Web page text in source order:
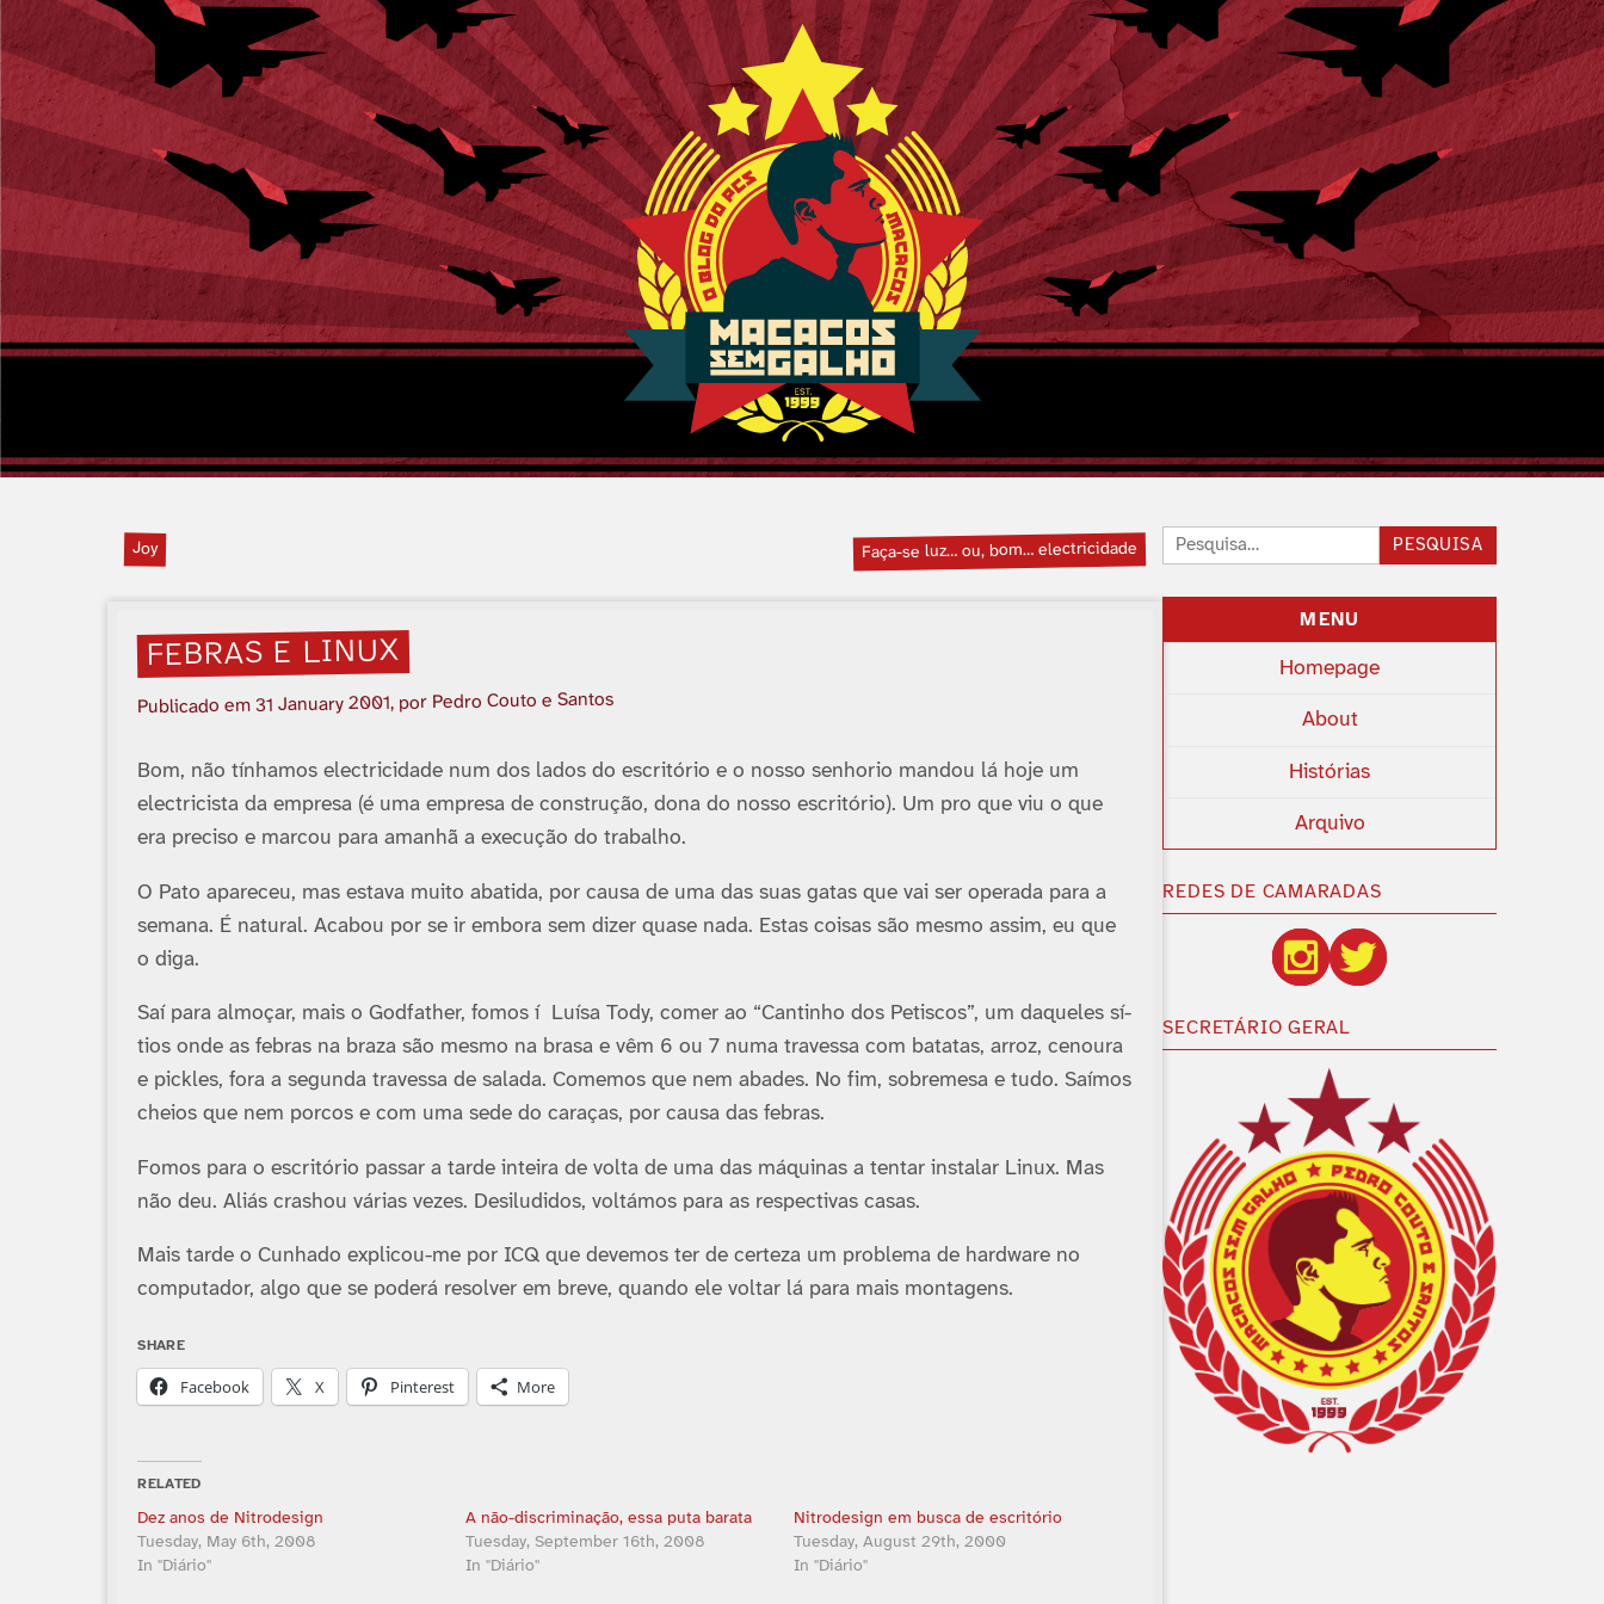
Joy Faça-se luz… ou, bom… electricidade
FEBRAS E LINUX
Publicado em31 January 2001, por Pedro Couto e Santos
Bom, não tí­nhamos electricidade num dos lados do escritório e o nosso senhorio mandou lá hoje um
electricista da empresa (é uma empresa de construção, dona do nosso escritório). Um pro que viu o que
era preciso e marcou para amanhã a execução do trabalho.
O Pato apareceu, mas estava muito abatida, por causa de uma das suas gatas que vai ser operada para a
semana. É natural. Acabou por se ir embora sem dizer quase nada. Estas coisas são mesmo assim, eu que
o diga.
Saí­ para almoçar, mais o Godfather, fomos í Luí­sa Tody, comer ao “Cantinho dos Petiscos”, um daqueles sí­
tios onde as febras na braza são mesmo na brasa e vêm 6 ou 7 numa travessa com batatas, arroz, cenoura
e pickles, fora a segunda travessa de salada. Comemos que nem abades. No fim, sobremesa e tudo. Saí­mos
cheios que nem porcos e com uma sede do caraças, por causa das febras.
Fomos para o escritório passar a tarde inteira de volta de uma das máquinas a tentar instalar Linux. Mas
não deu. Aliás crashou várias vezes. Desiludidos, voltámos para as respectivas casas.
Mais tarde o Cunhado explicou-me por ICQ que devemos ter de certeza um problema de hardware no
computador, algo que se poderá resolver em breve, quando ele voltar lá para mais montagens.
SHARE
Facebook X Pinterest More
RELATED
Dez anos de Nitrodesign
Tuesday, May 6th, 2008
In "Diário"
A não-discriminação, essa puta barata
Tuesday, September 16th, 2008
In "Diário"
Nitrodesign em busca de escritório
Tuesday, August 29th, 2000
In "Diário"
Pesquisar: PESQUISA
MENU
Homepage
About
Histórias
Arquivo
REDES DE CAMARADAS
SECRETÁRIO GERAL